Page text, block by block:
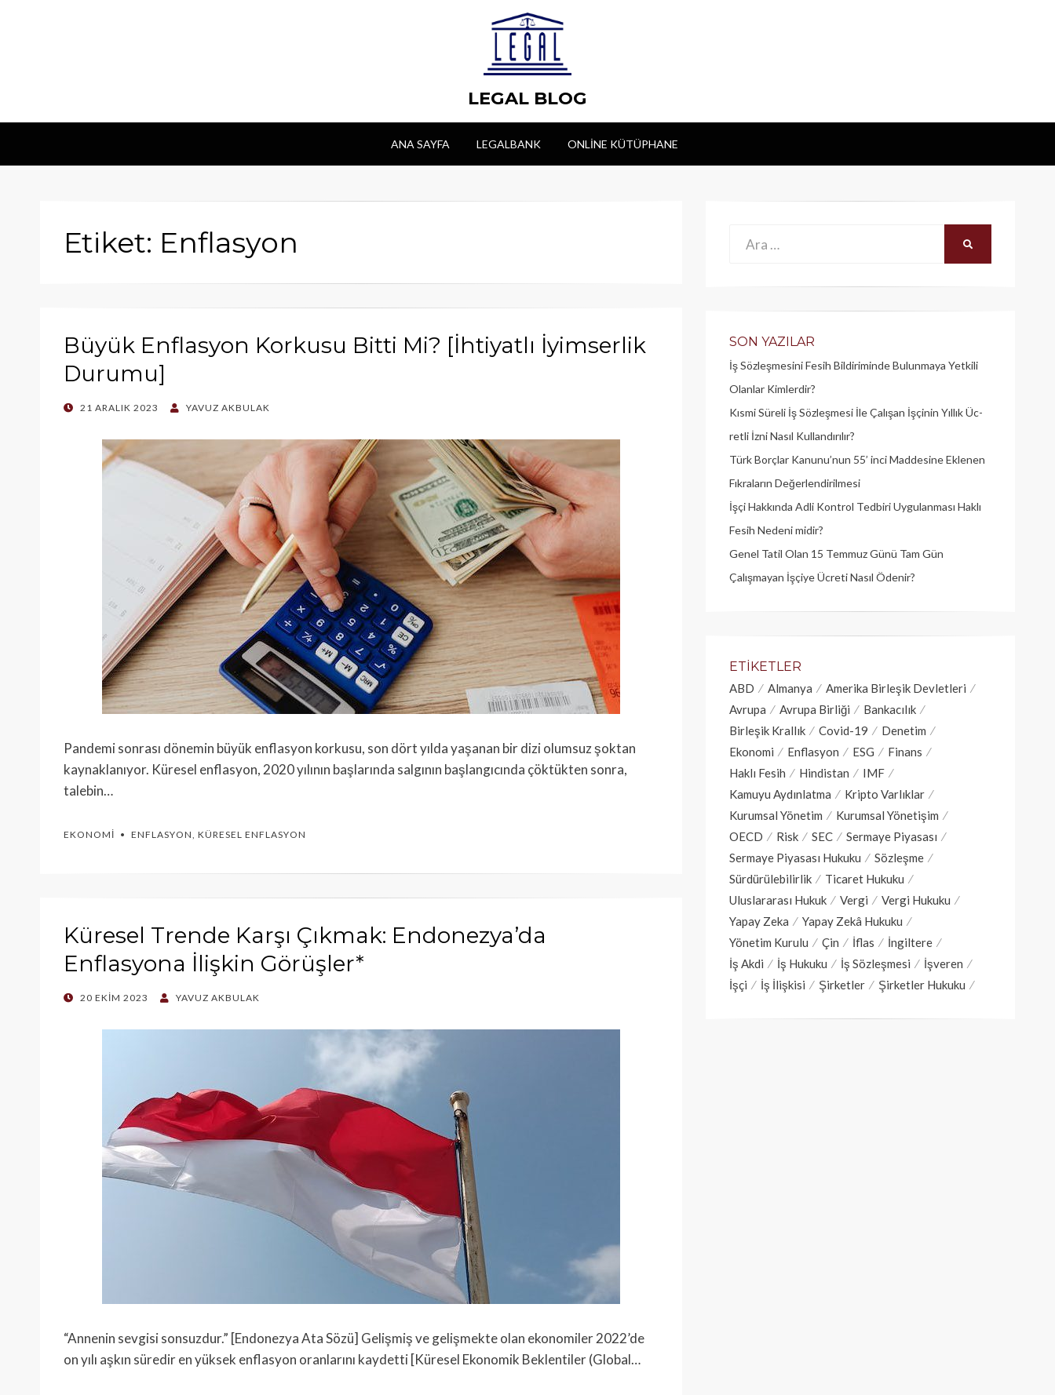
LEGAL BLOG
ANA SAYFA LEGALBANK ONLINE KÜTÜPHANE
Etiket: Enflasyon
Büyük Enflasyon Korkusu Bitti Mi? [İhtiyatlı İyimserlik
Durumu]
POSTED
21 ARALIK 2023 YAVUZ AKBULAK
Pandemi sonrası dönemin büyük enflasyon korkusu, son dört yılda yaşanan bir dizi olumsuz şoktan
kaynaklanıyor. Küresel enflasyon, 2020 yılının başlarında salgının başlangıcında çöktükten sonra,
talebin…
EKONOMI ENFLASYON, KÜRESEL ENFLASYON
Küresel Trende Karşı Çıkmak: Endonezya’da
Enflasyona İlişkin Görüşler*
POSTED
20 EKIM 2023 YAVUZ AKBULAK
“Annenin sevgisi sonsuzdur.” [Endonezya Ata Sözü] Gelişmiş ve gelişmekte olan ekonomiler 2022’de
on yılı aşkın süredir en yüksek enflasyon oranlarını kaydetti [Küresel Ekonomik Beklentiler (Global…
Ara:
SON YAZILAR
İş Sözleşmesini Fesih Bildiriminde Bulunmaya Yetkili
Olanlar Kimlerdir?
Kısmi Süreli İş Sözleşmesi İle Çalışan İşçinin Yıllık Üc­
retli İzni Nasıl Kullandırılır?
Türk Borçlar Kanunu’nun 55’ inci Maddesine Eklenen
Fıkraların Değerlendirilmesi
İşçi Hakkında Adli Kontrol Tedbiri Uygulanması Haklı
Fesih Nedeni midir?
Genel Tatil Olan 15 Temmuz Günü Tam Gün
Çalışmayan İşçiye Ücreti Nasıl Ödenir?
ETIKETLER
ABD Almanya
Amerika Birleşik Devletleri
Avrupa
Avrupa Birliği
Bankacılık
Birleşik Krallık
Covid-19
Denetim
Ekonomi
Enflasyon ESG
Finans
Haklı Fesih
Hindistan
IMF
Kamuyu Aydınlatma
Kripto Varlıklar
Kurumsal Yönetim
Kurumsal Yönetişim
OECD
Risk SEC
Sermaye Piyasası
Sermaye Piyasası Hukuku
Sözleşme
Sürdürülebilirlik
Ticaret Hukuku
Uluslararası Hukuk
Vergi
Vergi Hukuku
Yapay Zeka
Yapay Zekâ Hukuku
Yönetim Kurulu
Çin İflas
İngiltere
İş Akdi
İş Hukuku İş Sözleşmesi
İşveren
İşçi
İş İlişkisi Şirketler Şirketler Hukuku